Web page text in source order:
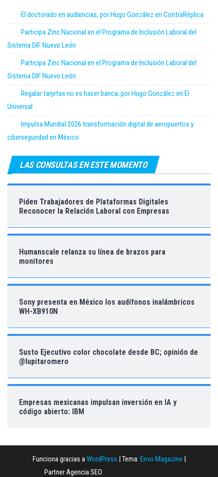
El doctorado en audiencias, por Hugo González en ContraRéplica
Participa Zinc Nacional en el Programa de Inclusión Laboral del
Sistema DIF Nuevo León
Participa Zinc Nacional en el Programa de Inclusión Laboral del
Sistema DIF Nuevo León
Regalar tarjetas no es hacer banca; por Hugo González en El
Universal
Impulsa Mundial 2026 transformación digital de aeropuertos y
ciberseguridad en México
LAS CONSULTAS EN ESTE MOMENTO
Piden Trabajadores de Plataformas Digitales
Reconocer la Relación Laboral con Empresas
Humanscale relanza su línea de brazos para
monitores
Sony presenta en México los audífonos inalámbricos
WH-XB910N
Susto Ejecutivo color chocolate desde BC; opinión de
@lupitaromero
Empresas mexicanas impulsan inversión en IA y
código abierto: IBM
Funciona gracias aWordPress | Tema: Envo Magazine |
Partner Agencia SEO